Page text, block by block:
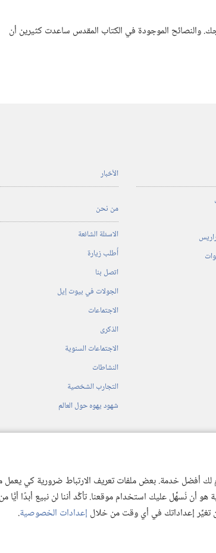
أفضل خدمة. بعض ملفات تعريف الارتباط ضرورية كي يعمل
أن نُسهِّل عليك استخدام موقعنا. تأكَّد أننا لن نبيع أبدًا أيًّا
تغيِّر إعداداتك في أي وقت من خلال إعدادات الخصوصية.
والنصائح الموجودة في الكتاب المقدس ساعدت كثيرين أن
الأخبار
من نحن
الاسئلة الشائعة
أُطلب زيارة
اتصل بنا
الجولات في بيوت إيل
الاجتماعات
الذكرى
الاجتماعات السنوية
النشاطات
التجارب الشخصية
شهود يهوه حول العالم
© 2026 .Watch Tower Bible and Tract